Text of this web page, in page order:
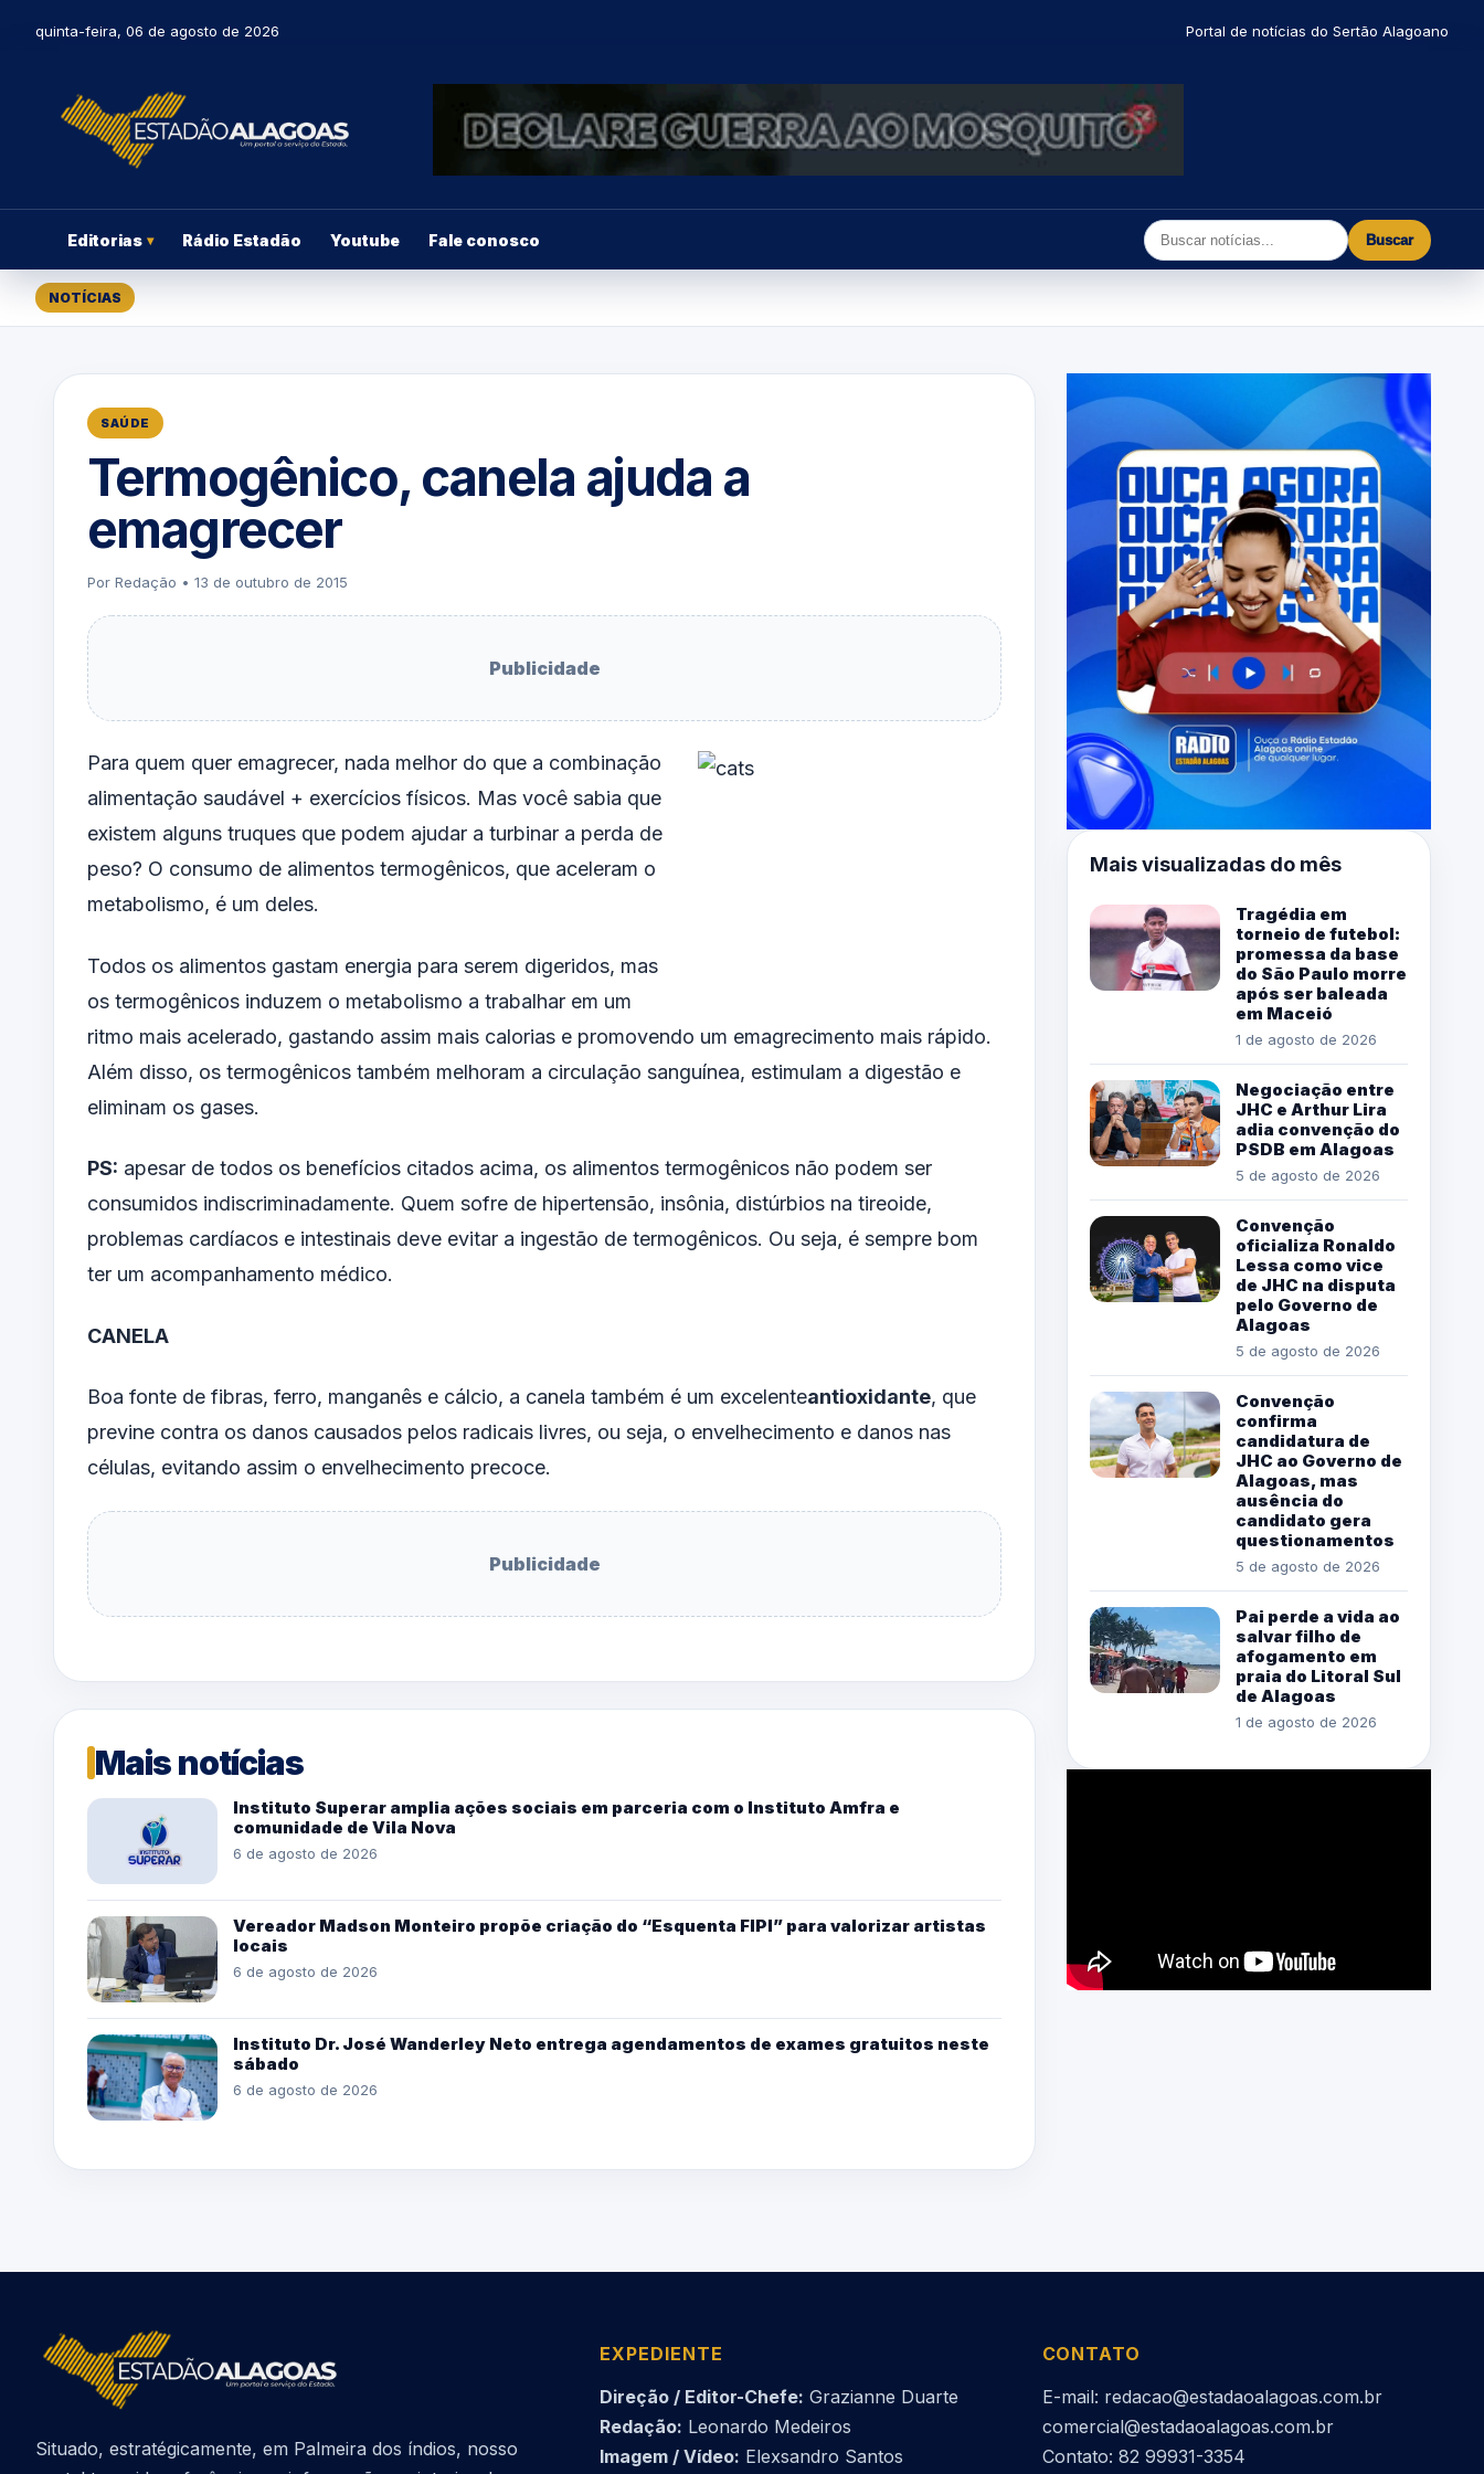
quinta-feira, 06 de agosto de 2026 Portal de notícias do Sertão Alagoano
Editorias ▾ Rádio Estadão Youtube Fale conosco Buscar
NOTÍCIAS
SAÚDE
Termogênico, canela ajuda a
emagrecer
Por Redação • 13 de outubro de 2015
Publicidade
Para quem quer emagrecer, nada melhor do que a combinação
alimentação saudável + exercícios físicos. Mas você sabia que
existem alguns truques que podem ajudar a turbinar a perda de
peso? O consumo de alimentos termogênicos, que aceleram o
metabolismo, é um deles.
Todos os alimentos gastam energia para serem digeridos, mas
os termogênicos induzem o metabolismo a trabalhar em um
ritmo mais acelerado, gastando assim mais calorias e promovendo um emagrecimento mais rápido.
Além disso, os termogênicos também melhoram a circulação sanguínea, estimulam a digestão e
eliminam os gases.
PS: apesar de todos os benefícios citados acima, os alimentos termogênicos não podem ser
consumidos indiscriminadamente. Quem sofre de hipertensão, insônia, distúrbios na tireoide,
problemas cardíacos e intestinais deve evitar a ingestão de termogênicos. Ou seja, é sempre bom
ter um acompanhamento médico.
CANELA
Boa fonte de fibras, ferro, manganês e cálcio, a canela também é um excelenteantioxidante, que
previne contra os danos causados pelos radicais livres, ou seja, o envelhecimento e danos nas
células, evitando assim o envelhecimento precoce.
Publicidade
Mais notícias
Instituto Superar amplia ações sociais em parceria com o Instituto Amfra e
comunidade de Vila Nova
6 de agosto de 2026
Vereador Madson Monteiro propõe criação do “Esquenta FIPI” para valorizar artistas
locais
6 de agosto de 2026
Instituto Dr. José Wanderley Neto entrega agendamentos de exames gratuitos neste
sábado
6 de agosto de 2026
Mais visualizadas do mês
Tragédia em
torneio de futebol:
promessa da base
do São Paulo morre
após ser baleada
em Maceió
1 de agosto de 2026
Negociação entre
JHC e Arthur Lira
adia convenção do
PSDB em Alagoas
5 de agosto de 2026
Convenção
oficializa Ronaldo
Lessa como vice
de JHC na disputa
pelo Governo de
Alagoas
5 de agosto de 2026
Convenção
confirma
candidatura de
JHC ao Governo de
Alagoas, mas
ausência do
candidato gera
questionamentos
5 de agosto de 2026
Pai perde a vida ao
salvar filho de
afogamento em
praia do Litoral Sul
de Alagoas
1 de agosto de 2026
Situado, estratégicamente, em Palmeira dos índios, nosso
EXPEDIENTE
Direção / Editor-Chefe: Grazianne Duarte
Redação: Leonardo Medeiros
Imagem / Vídeo: Elexsandro Santos
CONTATO
E-mail: redacao@estadaoalagoas.com.br
comercial@estadaoalagoas.com.br
Contato: 82 99931-3354